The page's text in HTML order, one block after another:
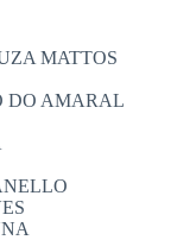
MATTOS
DO AMARAL